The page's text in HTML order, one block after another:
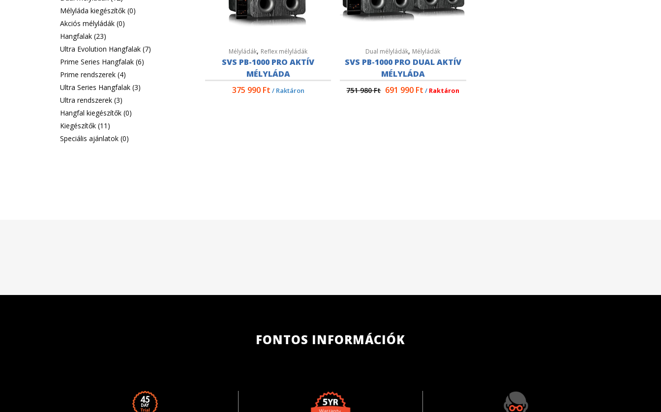
Mélyláda kiegészítők (0)
Akciós mélyládák (0)
Hangfalak (23)
Ultra Evolution Hangfalak (7)
Prime Series Hangfalak (6)
Prime rendszerek (4)
Ultra Series Hangfalak (3)
Ultra rendszerek (3)
Hangfal kiegészítők (0)
Kiegészítők (11)
Speciális ajánlatok (0)
Mélyládák, Reflex mélyládák
SVS PB-1000 PRO AKTÍV
MÉLYLÁDA
375 990 Ft / Raktáron
Dual mélyládák, Mélyládák
SVS PB-1000 PRO DUAL AKTÍV
MÉLYLÁDA
751 980Ft 691 990 Ft / Raktáron
FONTOS INFORMÁCIÓK